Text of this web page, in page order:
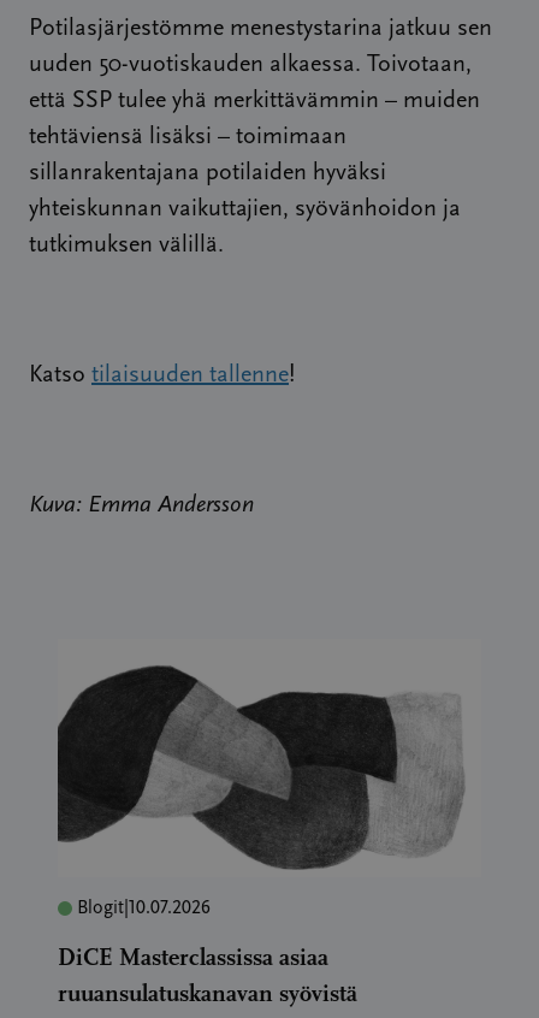
Potilasjärjestömme menestystarina jatkuu sen
uuden 50-vuotiskauden alkaessa. Toivotaan,
että SSP tulee yhä merkittävämmin – muiden
tehtäviensä lisäksi – toimimaan
sillanrakentajana potilaiden hyväksi
yhteiskunnan vaikuttajien, syövänhoidon ja
tutkimuksen välillä.
Katso tilaisuuden tallenne!
Kuva: Emma Andersson
Blogit 10.07.2026
DiCE Masterclassissa asiaa
ruuansulatuskanavan syövistä